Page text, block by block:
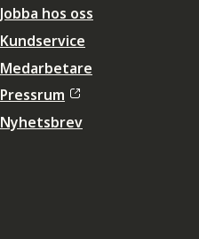
Jobba hos oss
Kundservice
Medarbetare
Pressrum
Nyhetsbrev